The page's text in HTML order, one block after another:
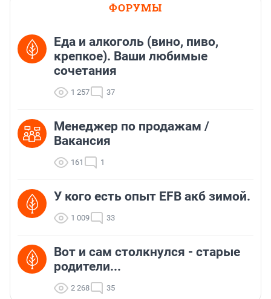
ФОРУМЫ
Еда и алкоголь (вино, пиво,
крепкое). Ваши любимые
сочетания
1 257 37
Менеджер по продажам /
Вакансия
161 1
У кого есть опыт EFB акб зимой.
1 009 33
Вот и сам столкнулся - старые
родители...
2 268 35